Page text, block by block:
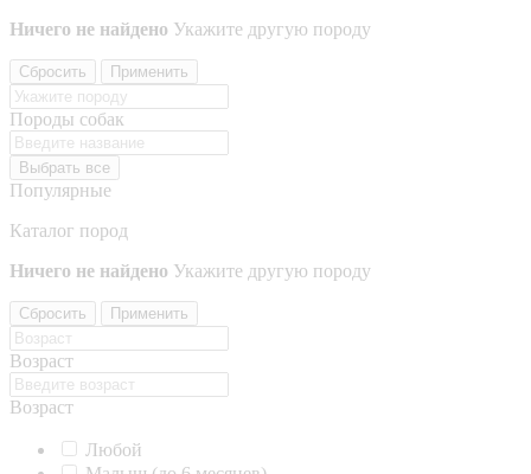
Ничего не найдено Укажите другую породу
Сбросить Применить
Породы собак
Выбрать все
Популярные
Каталог пород
Ничего не найдено Укажите другую породу
Сбросить Применить
Возраст
Возраст
Любой